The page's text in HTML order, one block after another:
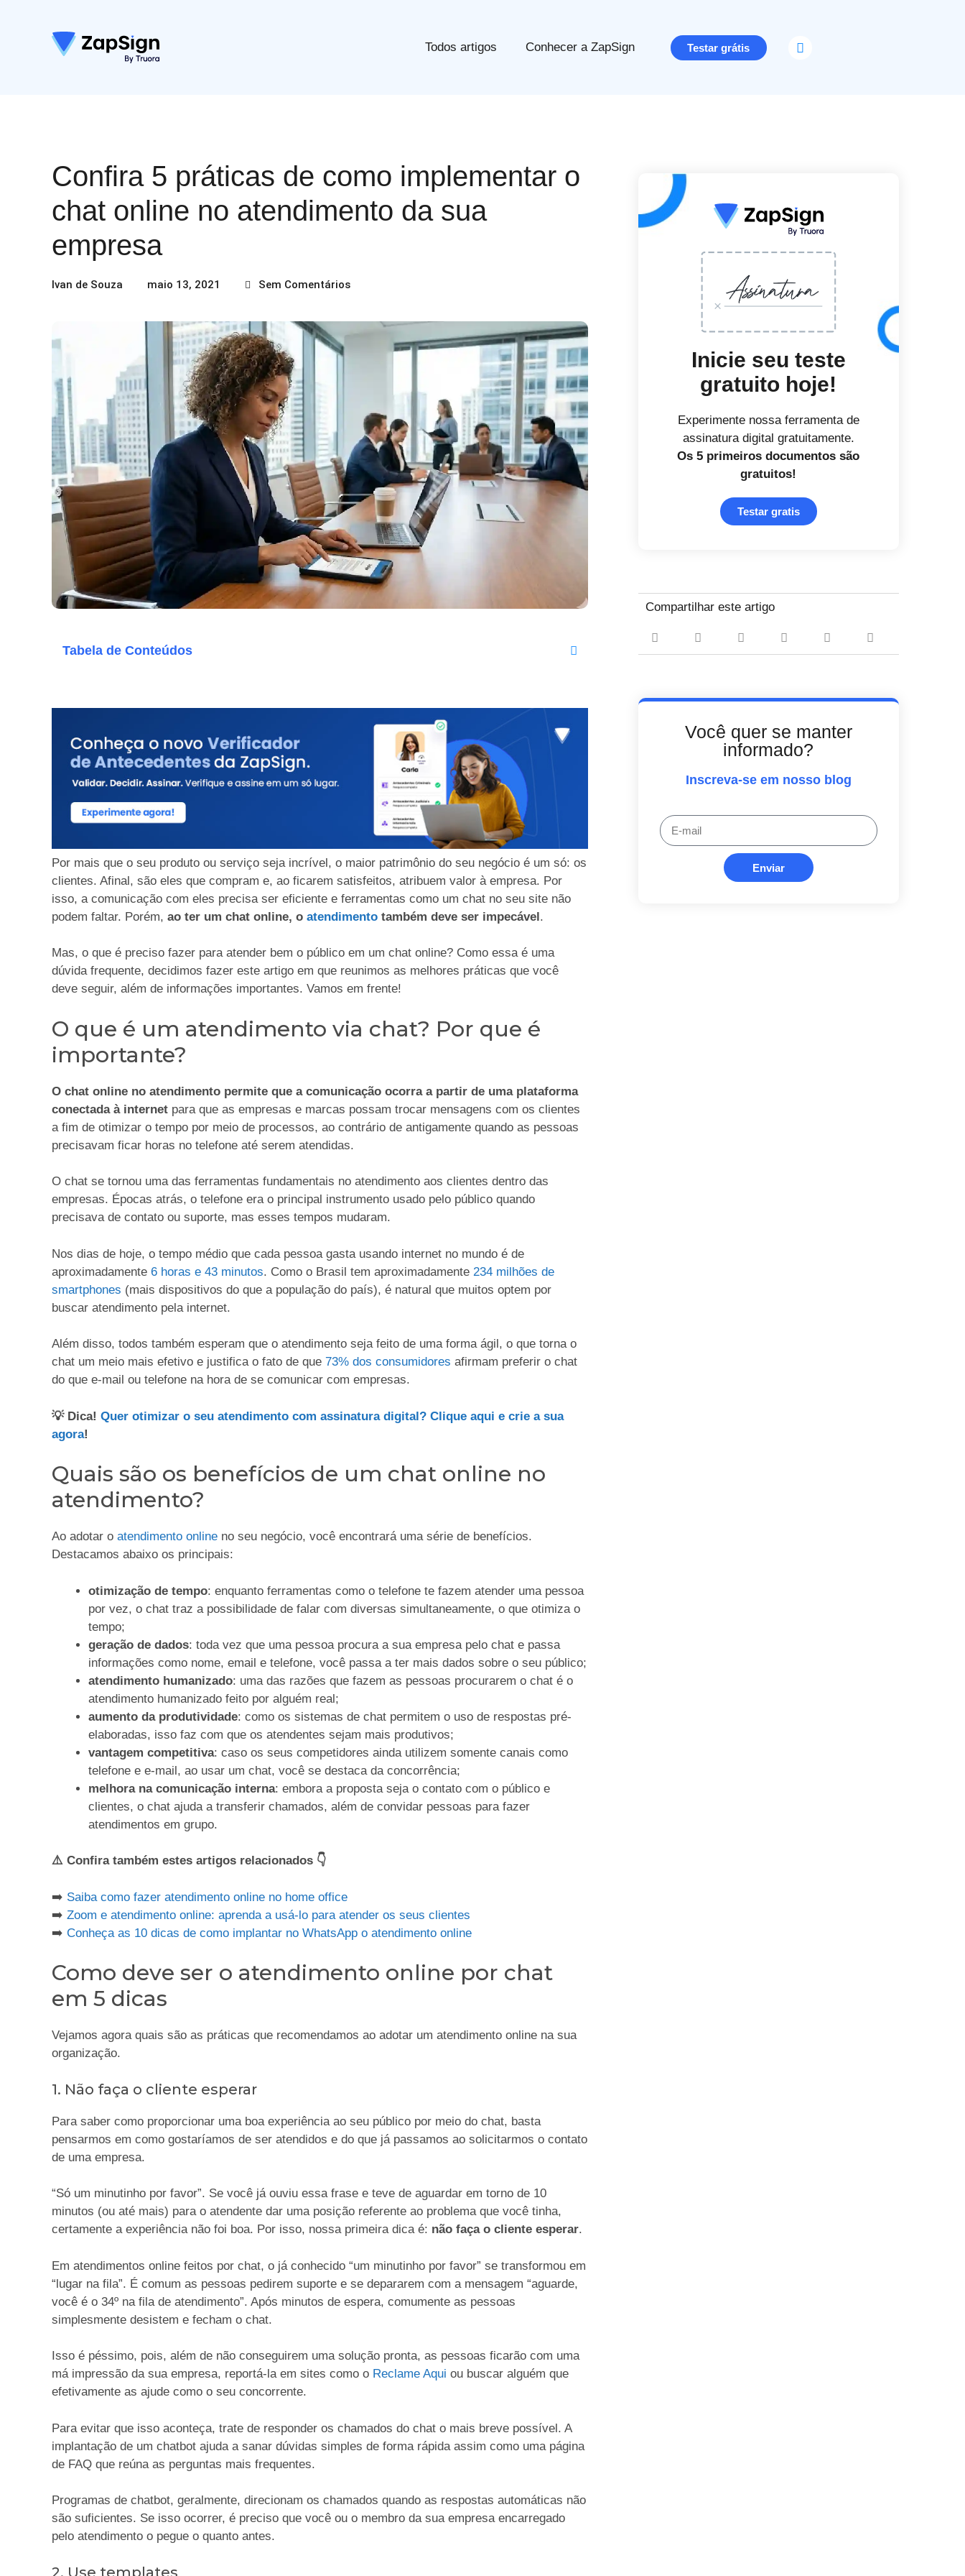
Todos artigos Conhecer a ZapSign Testar grátis
Confira 5 práticas de como implementar o
chat online no atendimento da sua
empresa
Ivan de Souza maio 13, 2021 Sem Comentários
Tabela de Conteúdos
Por mais que o seu produto ou serviço seja incrível, o maior patrimônio do seu negócio é um só: os
clientes. Afinal, são eles que compram e, ao ficarem satisfeitos, atribuem valor à empresa. Por
isso, a comunicação com eles precisa ser eficiente e ferramentas como um chat no seu site não
podem faltar. Porém, ao ter um chat online, o atendimento também deve ser impecável.
Mas, o que é preciso fazer para atender bem o público em um chat online? Como essa é uma
dúvida frequente, decidimos fazer este artigo em que reunimos as melhores práticas que você
deve seguir, além de informações importantes. Vamos em frente!
O que é um atendimento via chat? Por que é
importante?
O chat online no atendimento permite que a comunicação ocorra a partir de uma plataforma
conectada à internet para que as empresas e marcas possam trocar mensagens com os clientes
a fim de otimizar o tempo por meio de processos, ao contrário de antigamente quando as pessoas
precisavam ficar horas no telefone até serem atendidas.
O chat se tornou uma das ferramentas fundamentais no atendimento aos clientes dentro das
empresas. Épocas atrás, o telefone era o principal instrumento usado pelo público quando
precisava de contato ou suporte, mas esses tempos mudaram.
Nos dias de hoje, o tempo médio que cada pessoa gasta usando internet no mundo é de
aproximadamente 6 horas e 43 minutos. Como o Brasil tem aproximadamente 234 milhões de
smartphones (mais dispositivos do que a população do país), é natural que muitos optem por
buscar atendimento pela internet.
Além disso, todos também esperam que o atendimento seja feito de uma forma ágil, o que torna o
chat um meio mais efetivo e justifica o fato de que 73% dos consumidores afirmam preferir o chat
do que e-mail ou telefone na hora de se comunicar com empresas.
💡 Dica! Quer otimizar o seu atendimento com assinatura digital? Clique aqui e crie a sua
agora!
Quais são os benefícios de um chat online no
atendimento?
Ao adotar o atendimento online no seu negócio, você encontrará uma série de benefícios.
Destacamos abaixo os principais:
otimização de tempo: enquanto ferramentas como o telefone te fazem atender uma pessoa
por vez, o chat traz a possibilidade de falar com diversas simultaneamente, o que otimiza o
tempo;
geração de dados: toda vez que uma pessoa procura a sua empresa pelo chat e passa
informações como nome, email e telefone, você passa a ter mais dados sobre o seu público;
atendimento humanizado: uma das razões que fazem as pessoas procurarem o chat é o
atendimento humanizado feito por alguém real;
aumento da produtividade: como os sistemas de chat permitem o uso de respostas pré-
elaboradas, isso faz com que os atendentes sejam mais produtivos;
vantagem competitiva: caso os seus competidores ainda utilizem somente canais como
telefone e e-mail, ao usar um chat, você se destaca da concorrência;
melhora na comunicação interna: embora a proposta seja o contato com o público e
clientes, o chat ajuda a transferir chamados, além de convidar pessoas para fazer
atendimentos em grupo.
⚠️ Confira também estes artigos relacionados 👇
➡️ Saiba como fazer atendimento online no home office
➡️ Zoom e atendimento online: aprenda a usá-lo para atender os seus clientes
➡️ Conheça as 10 dicas de como implantar no WhatsApp o atendimento online
Como deve ser o atendimento online por chat
em 5 dicas
Vejamos agora quais são as práticas que recomendamos ao adotar um atendimento online na sua
organização.
1. Não faça o cliente esperar
Para saber como proporcionar uma boa experiência ao seu público por meio do chat, basta
pensarmos em como gostaríamos de ser atendidos e do que já passamos ao solicitarmos o contato
de uma empresa.
“Só um minutinho por favor”. Se você já ouviu essa frase e teve de aguardar em torno de 10
minutos (ou até mais) para o atendente dar uma posição referente ao problema que você tinha,
certamente a experiência não foi boa. Por isso, nossa primeira dica é: não faça o cliente esperar.
Em atendimentos online feitos por chat, o já conhecido “um minutinho por favor” se transformou em
“lugar na fila”. É comum as pessoas pedirem suporte e se depararem com a mensagem “aguarde,
você é o 34º na fila de atendimento”. Após minutos de espera, comumente as pessoas
simplesmente desistem e fecham o chat.
Isso é péssimo, pois, além de não conseguirem uma solução pronta, as pessoas ficarão com uma
má impressão da sua empresa, reportá-la em sites como o Reclame Aqui ou buscar alguém que
efetivamente as ajude como o seu concorrente.
Para evitar que isso aconteça, trate de responder os chamados do chat o mais breve possível. A
implantação de um chatbot ajuda a sanar dúvidas simples de forma rápida assim como uma página
de FAQ que reúna as perguntas mais frequentes.
Programas de chatbot, geralmente, direcionam os chamados quando as respostas automáticas não
são suficientes. Se isso ocorrer, é preciso que você ou o membro da sua empresa encarregado
pelo atendimento o pegue o quanto antes.
2. Use templates
Inicie seu teste
gratuito hoje!
Experimente nossa ferramenta de
assinatura digital gratuitamente.
Os 5 primeiros documentos são
gratuitos!
Testar gratis
Compartilhar este artigo
Você quer se manter
informado?
Inscreva-se em nosso blog
Enviar